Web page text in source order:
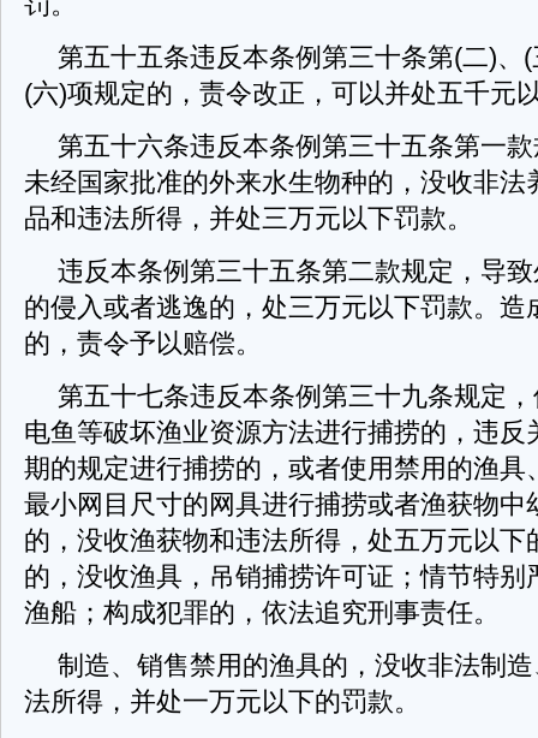
第五十五条违反本条例第三十条第(二)、
(六)项规定的，责令改正，可以并处五千元
第五十六条违反本条例第三十五条第一
未经国家批准的外来水生物种的，没收非法
品和违法所得，并处三万元以下罚款。
违反本条例第三十五条第二款规定，导
的侵入或者逃逸的，处三万元以下罚款。造
的，责令予以赔偿。
第五十七条违反本条例第三十九条规定
电鱼等破坏渔业资源方法进行捕捞的，违反
期的规定进行捕捞的，或者使用禁用的渔具
最小网目尺寸的网具进行捕捞或者渔获物中
的，没收渔获物和违法所得，处五万元以下
的，没收渔具，吊销捕捞许可证；情节特别
渔船；构成犯罪的，依法追究刑事责任。
制造、销售禁用的渔具的，没收非法制
法所得，并处一万元以下的罚款。